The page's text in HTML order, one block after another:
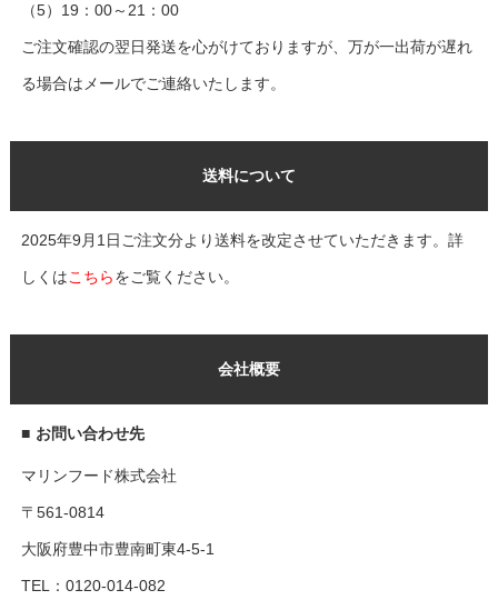
（5）19：00～21：00
ご注文確認の翌日発送を心がけておりますが、万が一出荷が遅れ
る場合はメールでご連絡いたします。
会社概要
■ お問い合わせ先
マリンフード株式会社
〒561-0814
大阪府豊中市豊南町東4-5-1
TEL：0120-014-082
送料について
2025年9月1日ご注文分より送料を改定させていただきます。詳
しくはこちらをご覧ください。